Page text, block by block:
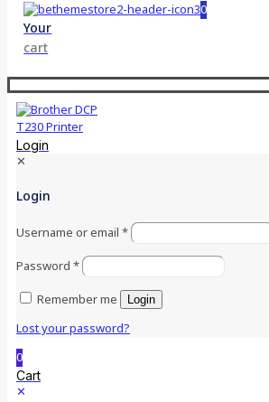
0
Your
cart
Login
✕
Login
Username or email *
Password *
Remember me
Login
Lost your password?
0
Cart
✕